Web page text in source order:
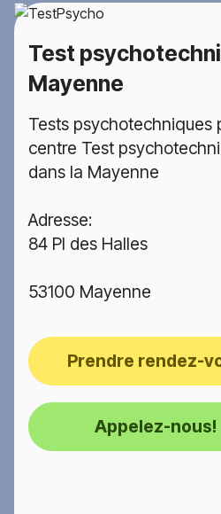
Test
Mayenne
Tests psychotechniques
centre Test
dans la Mayenne
Adresse:
84 Pl des Halles
53100 Mayenne
Prendre rendez-
Appelez-nous!